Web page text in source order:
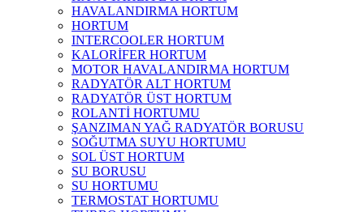
HAVALANDIRMA HORTUM
HORTUM
INTERCOOLER HORTUM
KALORİFER HORTUM
MOTOR HAVALANDIRMA HORTUM
RADYATÖR ALT HORTUM
RADYATÖR ÜST HORTUM
ROLANTİ HORTUMU
ŞANZIMAN YAĞ RADYATÖR BORUSU
SOĞUTMA SUYU HORTUMU
SOL ÜST HORTUM
SU BORUSU
SU HORTUMU
TERMOSTAT HORTUMU